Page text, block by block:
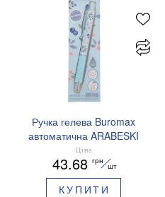
Ручка гелева Buromax
автоматична ARABESKI
0.5 мм ароматизований
грип синє чорнило в
блістері BM.8379-02
Ціна
43.68 грн
шт
КУПИТИ